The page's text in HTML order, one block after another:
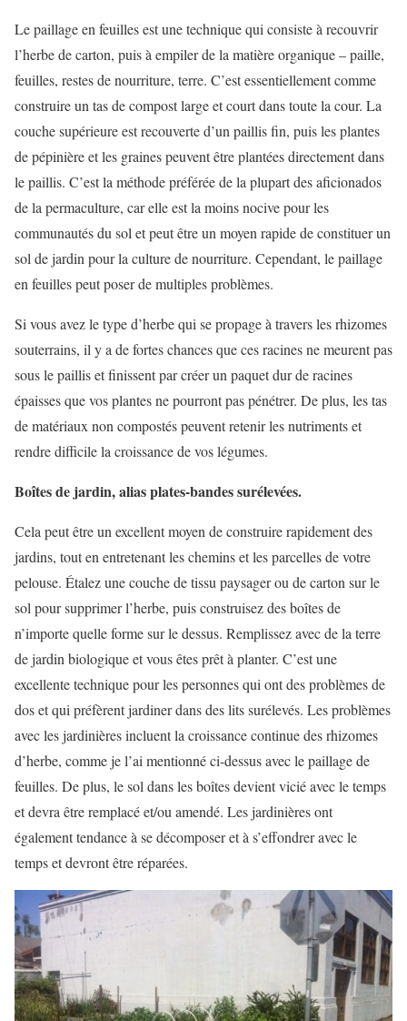
Le paillage en feuilles est une technique qui consiste à recouvrir
l’herbe de carton, puis à empiler de la matière organique – paille,
feuilles, restes de nourriture, terre. C’est essentiellement comme
construire un tas de compost large et court dans toute la cour. La
couche supérieure est recouverte d’un paillis fin, puis les plantes
de pépinière et les graines peuvent être plantées directement dans
le paillis. C’est la méthode préférée de la plupart des aficionados
de la permaculture, car elle est la moins nocive pour les
communautés du sol et peut être un moyen rapide de constituer un
sol de jardin pour la culture de nourriture. Cependant, le paillage
en feuilles peut poser de multiples problèmes.
Si vous avez le type d’herbe qui se propage à travers les rhizomes
souterrains, il y a de fortes chances que ces racines ne meurent pas
sous le paillis et finissent par créer un paquet dur de racines
épaisses que vos plantes ne pourront pas pénétrer. De plus, les tas
de matériaux non compostés peuvent retenir les nutriments et
rendre difficile la croissance de vos légumes.
Boîtes de jardin, alias plates-bandes surélevées.
Cela peut être un excellent moyen de construire rapidement des
jardins, tout en entretenant les chemins et les parcelles de votre
pelouse. Étalez une couche de tissu paysager ou de carton sur le
sol pour supprimer l’herbe, puis construisez des boîtes de
n’importe quelle forme sur le dessus. Remplissez avec de la terre
de jardin biologique et vous êtes prêt à planter. C’est une
excellente technique pour les personnes qui ont des problèmes de
dos et qui préfèrent jardiner dans des lits surélevés. Les problèmes
avec les jardinières incluent la croissance continue des rhizomes
d’herbe, comme je l’ai mentionné ci-dessus avec le paillage de
feuilles. De plus, le sol dans les boîtes devient vicié avec le temps
et devra être remplacé et/ou amendé. Les jardinières ont
également tendance à se décomposer et à s’effondrer avec le
temps et devront être réparées.